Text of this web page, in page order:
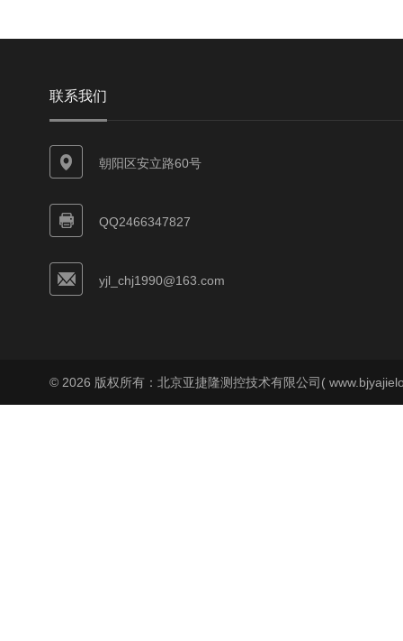
联系我们
朝阳区安立路60号
QQ2466347827
yjl_chj1990@163.com
© 2026 版权所有：北京亚捷隆测控技术有限公司(